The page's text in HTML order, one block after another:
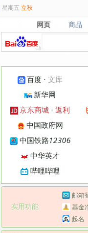
星期五 立秋
网页
网页 商品
商品
百度 ·文库
新华网
京东商城 ·返利
中国政府网
中国铁路12306
中华英才
哔哩哔哩
实用功能
邮箱
基金
起名